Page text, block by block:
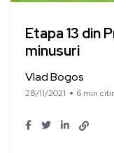
Etapa 13 din
minusuri
Vlad Bogos
28/11/2021 6 min